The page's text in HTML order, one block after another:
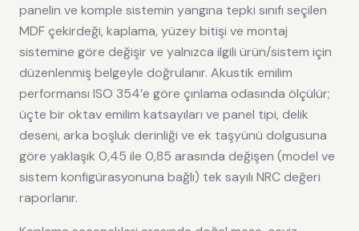
panelin ve komple sistemin yangına tepki sınıfı seçilen
MDF çekirdeği, kaplama, yüzey bitişi ve montaj
sistemine göre değişir ve yalnızca ilgili ürün/sistem için
düzenlenmiş belgeyle doğrulanır. Akustik emilim
performansı ISO 354’e göre çınlama odasında ölçülür;
üçte bir oktav emilim katsayıları ve panel tipi, delik
deseni, arka boşluk derinliği ve ek taşyünü dolgusuna
göre yaklaşık 0,45 ile 0,85 arasında değişen (model ve
sistem konfigürasyonuna bağlı) tek sayılı NRC değeri
raporlanır.